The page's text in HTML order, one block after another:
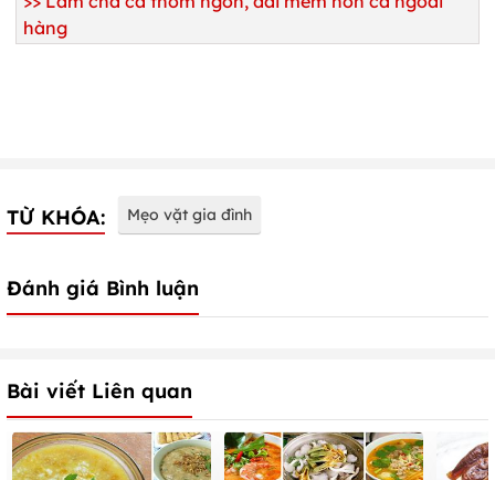
hàng
TỪ KHÓA: Mẹo vặt gia đình
Đánh giá Bình luận
Bài viết Liên quan